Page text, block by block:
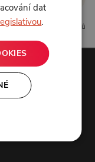
0 líbí 0 komentářů
dat
.